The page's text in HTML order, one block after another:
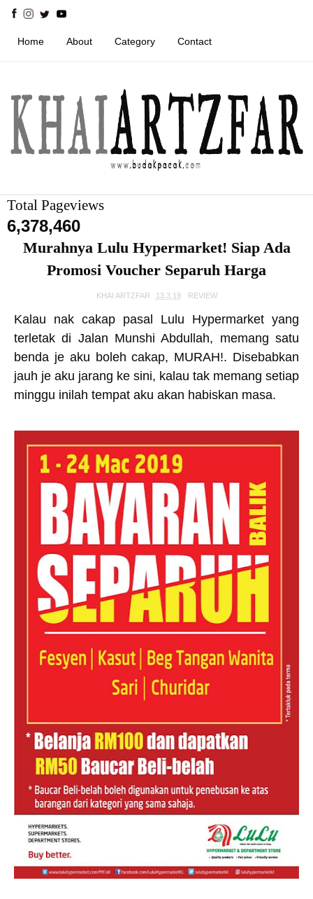
Home About Category Contact
Total Pageviews
6,378,460
Murahnya Lulu Hypermarket! Siap Ada
Promosi Voucher Separuh Harga
KHAI ARTZFAR 13.3.19 REVIEW
Kalau nak cakap pasal Lulu Hypermarket yang
terletak di Jalan Munshi Abdullah, memang satu
benda je aku boleh cakap, MURAH!. Disebabkan
jauh je aku jarang ke sini, kalau tak memang setiap
minggu inilah tempat aku akan habiskan masa.